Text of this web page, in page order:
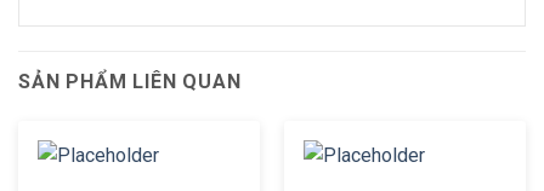
SẢN PHẨM LIÊN QUAN